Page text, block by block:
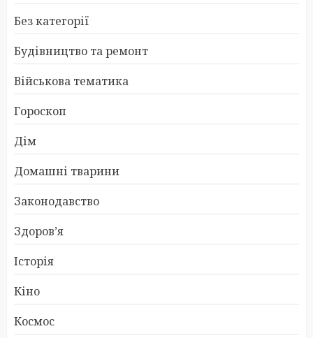
Без категорії
Будівництво та ремонт
Військова тематика
Гороскоп
Дім
Домашні тварини
Законодавство
Здоров’я
Історія
Кіно
Космос